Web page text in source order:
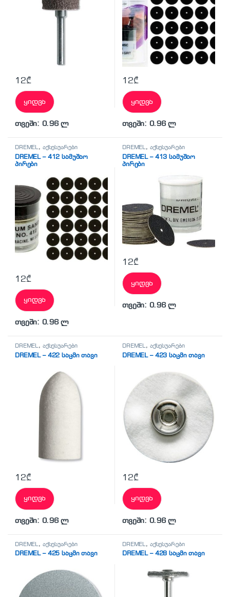
12₾
ყიდვა
თვეში: 0.96 ლ
12₾
ყიდვა
თვეში: 0.96 ლ
DREMEL, აქსესუარები
DREMEL – 412 სამუშაო
პირები
12₾
ყიდვა
თვეში: 0.96 ლ
DREMEL, აქსესუარები
DREMEL – 413 სამუშაო
პირები
12₾
ყიდვა
თვეში: 0.96 ლ
DREMEL, აქსესუარები
DREMEL – 422 საცმი თავი
12₾
ყიდვა
თვეში: 0.96 ლ
DREMEL, აქსესუარები
DREMEL – 423 საცმი თავი
12₾
ყიდვა
თვეში: 0.96 ლ
DREMEL, აქსესუარები
DREMEL – 425 საცმი თავი
DREMEL, აქსესუარები
DREMEL – 428 საცმი თავი